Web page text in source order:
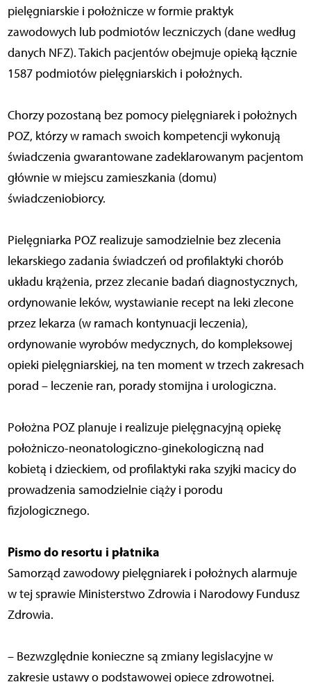
pielęgniarskie i położnicze w formie praktyk
zawodowych lub podmiotów leczniczych (dane według
danych NFZ). Takich pacjentów obejmuje opieką łącznie
1587 podmiotów pielęgniarskich i położnych.
Chorzy pozostaną bez pomocy pielęgniarek i położnych
POZ, którzy w ramach swoich kompetencji wykonują
świadczenia gwarantowane zadeklarowanym pacjentom
głównie w miejscu zamieszkania (domu)
świadczeniobiorcy.
Pielęgniarka POZ realizuje samodzielnie bez zlecenia
lekarskiego zadania świadczeń od profilaktyki chorób
układu krążenia, przez zlecanie badań diagnostycznych,
ordynowanie leków, wystawianie recept na leki zlecone
przez lekarza (w ramach kontynuacji leczenia),
ordynowanie wyrobów medycznych, do kompleksowej
opieki pielęgniarskiej, na ten moment w trzech zakresach
porad – leczenie ran, porady stomijna i urologiczna.
Położna POZ planuje i realizuje pielęgnacyjną opiekę
położniczo-neonatologiczno-ginekologiczną nad
kobietą i dzieckiem, od profilaktyki raka szyjki macicy do
prowadzenia samodzielnie ciąży i porodu
fizjologicznego.
Pismo do resortu i płatnika
Samorząd zawodowy pielęgniarek i położnych alarmuje
w tej sprawie Ministerstwo Zdrowia i Narodowy Fundusz
Zdrowia.
– Bezwzględnie konieczne są zmiany legislacyjne w
zakresie ustawy o podstawowej opiece zdrowotnej.